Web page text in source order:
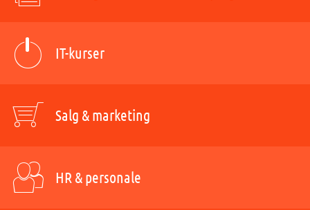
IT-kurser
Salg & marketing
HR & personale